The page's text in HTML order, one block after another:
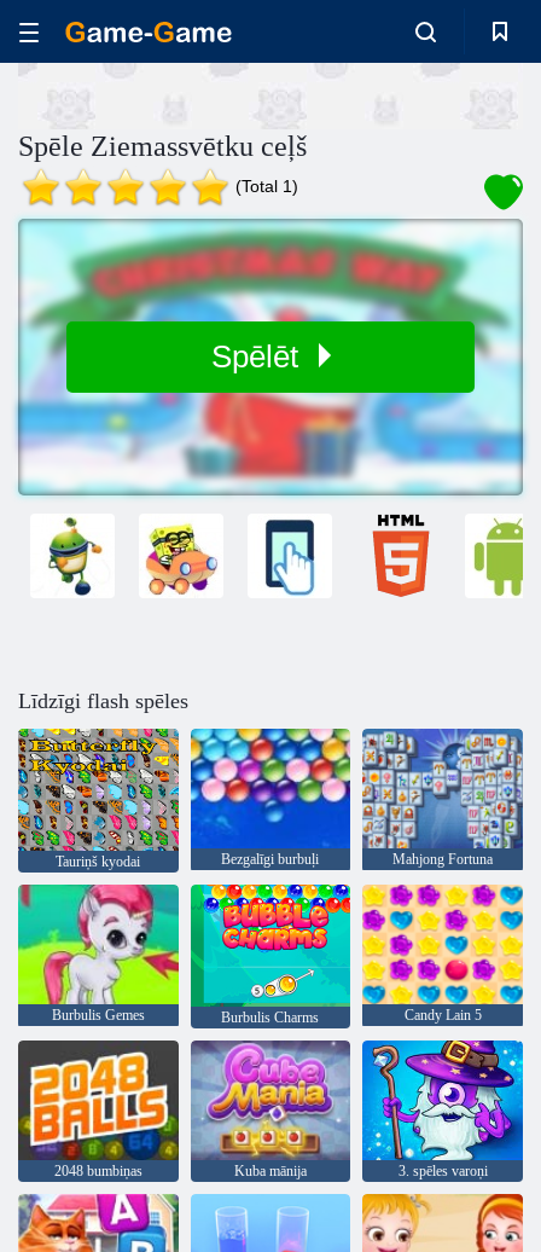
Spēle Ziemassvētku ceļš
(Total 1)
Spēlēt
Līdzīgi flash spēles
Tauriņš kyodai Bezgalīgi burbuļi Mahjong Fortuna
Burbulis Gemes Burbulis Charms Candy Lain 5
2048 bumbiņas Kuba mānija 3. spēles varoņi